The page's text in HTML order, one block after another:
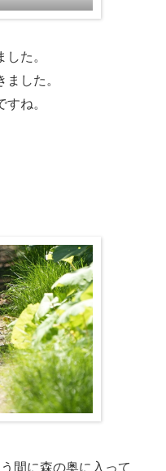
た。
した。
ね。
間に森の奥に入って